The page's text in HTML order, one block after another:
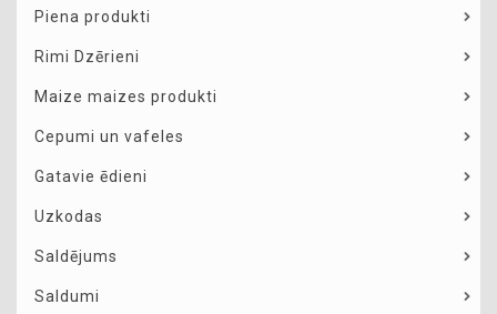
Piena produkti
Rimi Dzērieni
Maize maizes produkti
Cepumi un vafeles
Gatavie ēdieni
Uzkodas
Saldējums
Saldumi